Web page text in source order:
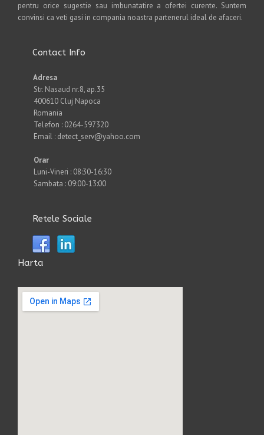
pentru orice sugestie sau imbunatatire a ofertei curente. Suntem
convinsi ca veti gasi in compania noastra partenerul ideal de afaceri.
Contact Info
Adresa
Str. Nasaud nr.8, ap.35
400610 Cluj Napoca
Romania
Telefon : 0264-597320
Email : detect_serv@yahoo.com
Orar
Luni-Vineri : 08:30-16:30
Sambata : 09:00-13:00
Retele Sociale
Harta